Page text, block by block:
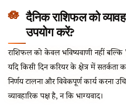
दैनिक राशिफल को
उपयोग करें?
राशिफल को केवल भविष्यवाणी नहीं
यदि किसी दिन करियर के क्षेत्र में सतर्कता
निर्णय टालना और विवेकपूर्ण कार्य करना
व्यावहारिक पक्ष है, न कि भाग्यवाद।